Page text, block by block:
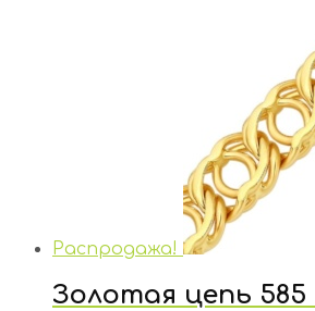
Распродажа!
Золотая цепь